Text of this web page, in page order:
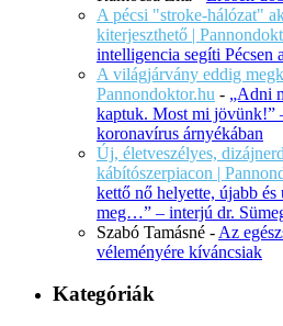
A pécsi "stroke-hálózat"
kiterjeszthető |
intelligencia segíti Pécsen
A világjárvány eddig
Pannondoktor.hu - „Adni
kaptuk. Most mi jövünk!”
koronavírus árnyékában
Új, életveszélyes,
kábítószerpiacon |
kettő nő helyette, újabb
meg…” – interjú dr.
Szabó Tamásné - Az
véleményére kíváncsiak
Kategóriák